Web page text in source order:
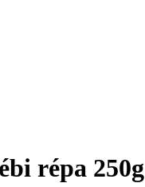
répa 250g